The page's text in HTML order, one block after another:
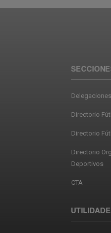
Directorio
Directorio
Directorio
Deportivos
CTA